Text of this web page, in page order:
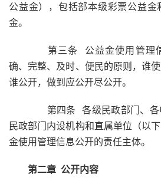
公益金），包括部本级彩票公益金
金。
第三条 公益金使用管理信
确、完整、及时、便民的原则，谁使
谁公开，做到应公开尽公开。
第四条 各级民政部门、各
民政部门内设机构和直属单位（以
金使用管理信息公开的责任主体。
第二章 公开内容